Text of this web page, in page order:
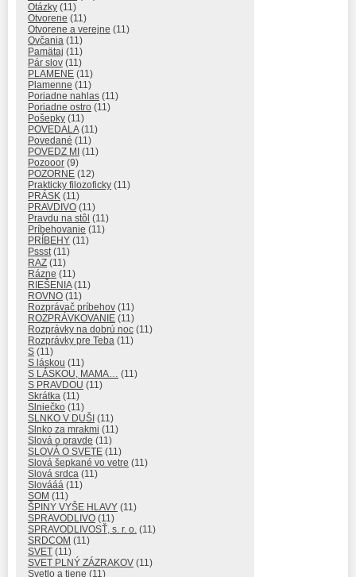
Otázky (11)
Otvorene (11)
Otvorene a verejne (11)
Ovčania (11)
Pamätaj (11)
Pár slov (11)
PLAMENE (11)
Plamenne (11)
Poriadne nahlas (11)
Poriadne ostro (11)
Pošepky (11)
POVEDALA(11)
Povedané (11)
POVEDZ MI (11)
Pozooor (9)
POZORNE (12)
Prakticky filozoficky (11)
PRÁSK (11)
PRAVDIVO (11)
Pravdu na stôl (11)
Príbehovanie (11)
PRÍBEHY (11)
Pssst(11)
RAZ (11)
Rázne (11)
RIEŠENIA(11)
ROVNO (11)
Rozprávač príbehov (11)
ROZPRÁVKOVANIE (11)
Rozprávky na dobrú noc (11)
Rozprávky pre Teba (11)
S (11)
S láskou (11)
S LÁSKOU, MAMA… (11)
S PRAVDOU (11)
Skrátka (11)
Slniečko (11)
SLNKO V DUŠI (11)
Slnko za mrakmi (11)
Slová o pravde (11)
SLOVÁ O SVETE (11)
Slová šepkané vo vetre (11)
Slová srdca (11)
Slovááá (11)
SOM (11)
ŠPINY VYŠE HLAVY (11)
SPRAVODLIVO (11)
SPRAVODLIVOSŤ, s. r. o. (11)
SRDCOM (11)
SVET (11)
SVET PLNÝ ZÁZRAKOV (11)
Svetlo a tiene (11)